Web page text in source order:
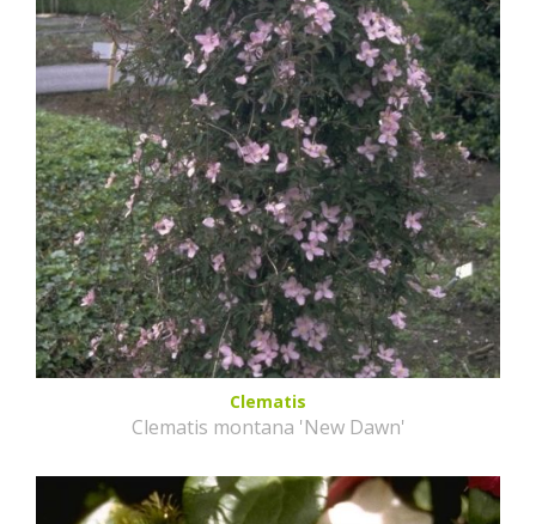
Clematis
Clematis montana 'New Dawn'